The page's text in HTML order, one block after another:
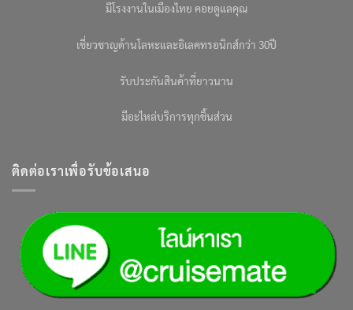
มีโรงงานในเมืองไทย คอยดูแลคุณ
เชี่ยวชาญด้านโลหะและอิเลคทรอนิกส์กว่า 30ปี
รับประกันสินค้าที่ยาวนาน
มีอะไหล่บริการทุกชิ้นส่วน
ติดต่อเราเพื่อรับข้อเสนอ